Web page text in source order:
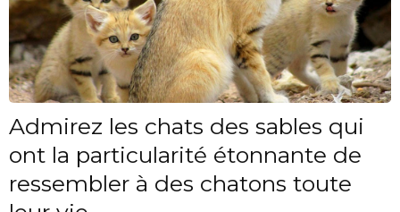
Admirez les chats des sables qui
ont la particularité étonnante de
ressembler à des chatons toute